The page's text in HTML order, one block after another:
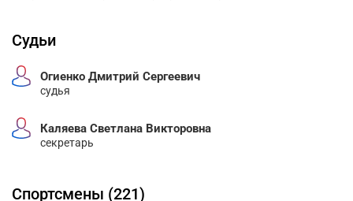
Судьи
Огиенко Дмитрий Сергеевич
судья
Каляева Светлана Викторовна
секретарь
Спортсмены (221)